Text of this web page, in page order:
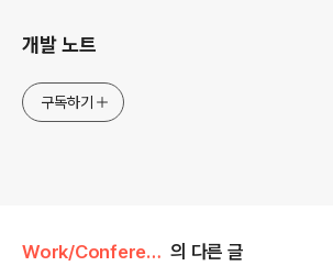
개발 노트
구독하기
Work/Conference 의 다른 글